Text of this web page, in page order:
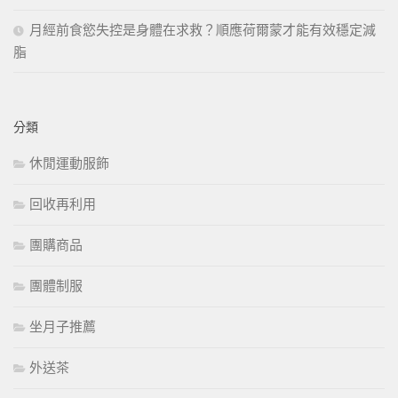
月經前食慾失控是身體在求救？順應荷爾蒙才能有效穩定減
脂
分類
休閒運動服飾
回收再利用
團購商品
團體制服
坐月子推薦
外送茶